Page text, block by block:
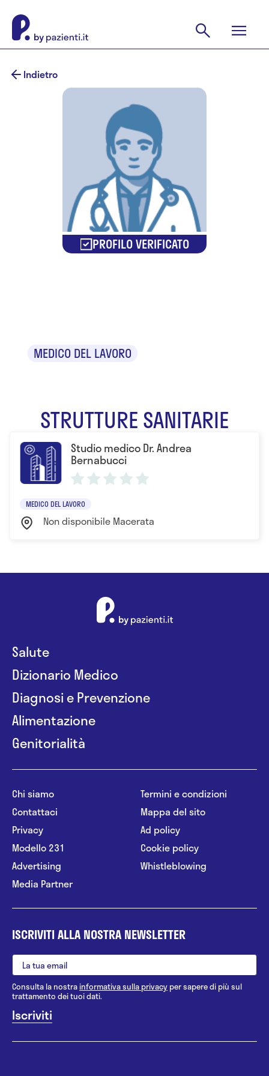
Indietro
PROFILO VERIFICATO
MEDICO DEL LAVORO
STRUTTURE SANITARIE
Studio medico Dr. Andrea
Bernabucci
MEDICO DEL LAVORO
Non disponibile Macerata
Salute
Dizionario Medico
Diagnosi e Prevenzione
Alimentazione
Genitorialità
Chi siamo
Contattaci
Privacy
Modello 231
Advertising
Media Partner
Termini e condizioni
Mappa del sito
Ad policy
Cookie policy
Whistleblowing
ISCRIVITI ALLA NOSTRA NEWSLETTER
Consulta la nostrainformativa sulla privacy per sapere di più sul
trattamento dei tuoi dati.